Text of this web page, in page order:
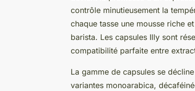
contrôle minutieusement la
chaque tasse une mousse riche
barista. Les capsules Illy sont
compatibilité parfaite entre
La gamme de capsules se
variantes monoarabica,